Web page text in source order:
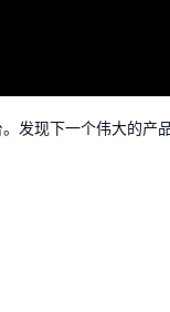
发现下一个伟大的产